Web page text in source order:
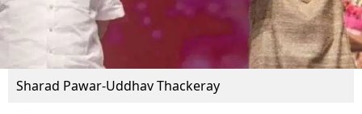
Sharad Pawar-Uddhav Thackeray